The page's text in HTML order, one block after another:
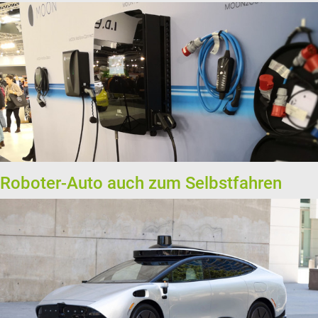
Roboter-Auto auch zum Selbstfahren